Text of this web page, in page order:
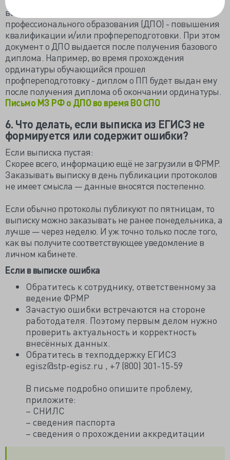
возможно освоение программы дополнительного
профессионального образования (ДПО) - повышения
квалификации и/или профпереподготовки. При этом
документ о ДПО выдается после получения базового
диплома. Например, во время прохождения
ординатуры обучающийся прошел
профпереподготовку - диплом о ПП будет выдан ему
после получения диплома об окончании ординатуры.
Письмо МЗ РФ о ДПО во время ВО СПО
6. Что делать, если выписка из ЕГИСЗ не
формируется или содержит ошибки?
Если выписка пустая:
Скорее всего, информацию ещё не загрузили в ФРМР.
Заказывать выписку в день публикации протоколов
не имеет смысла — данные вносятся постепенно.
Если обычно протоколы публикуют по пятницам, то
выписку можно заказывать не ранее понедельника, а
лучше — через неделю. И уж точно только после того,
как вы получите соответствующее уведомление в
личном кабинете.
Если в выписке ошибка
Обратитесь к сотруднику, ответственному за
ведение ФРМР
Зачастую ошибки встречаются на стороне
работодателя. Поэтому первым делом нужно
проверить актуальность и корректность
внесённых данных.
Обратитесь в техподдержку ЕГИСЗ
egisz@stp-egisz.ru , +7 (800) 301-15-59
В письме подробно опишите проблему,
приложите:
– СНИЛС
– сведения паспорта
– сведения о прохождении аккредитации